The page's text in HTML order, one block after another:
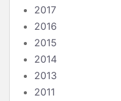
2017
2016
2015
2014
2013
2011